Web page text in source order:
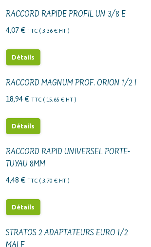
RACCORD RAPIDE PROFIL UN 3/8 E
4,07 € TTC ( 3,36 € HT )
Détails
RACCORD MAGNUM PROF. ORION 1/2 I
18,94 € TTC ( 15,65 € HT )
Détails
RACCORD RAPID UNIVERSEL PORTE-
TUYAU 8MM
4,48 € TTC ( 3,70 € HT )
Détails
STRATOS 2 ADAPTATEURS EURO 1/2